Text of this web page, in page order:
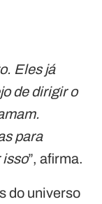
Eles já
de dirigir o
para
isso”, afirma.
do universo